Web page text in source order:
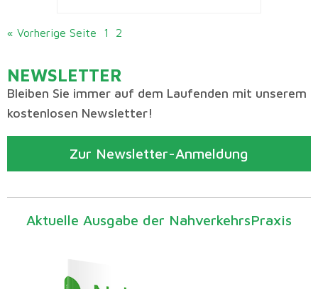
« Vorherige Seite 1 2
NEWSLETTER
Bleiben Sie immer auf dem Laufenden mit unserem
kostenlosen Newsletter!
Zur Newsletter-Anmeldung
Aktuelle Ausgabe der NahverkehrsPraxis